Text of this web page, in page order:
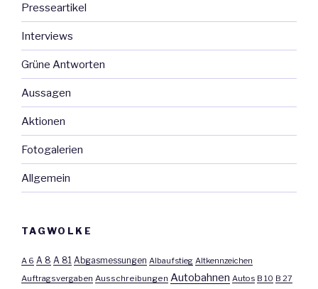
Presseartikel
Interviews
Grüne Antworten
Aussagen
Aktionen
Fotogalerien
Allgemein
TAGWOLKE
A 6 A 8 A 81 Abgasmessungen Albaufstieg Altkennzeichen
Auftragsvergaben Ausschreibungen Autobahnen Autos B 10 B 27